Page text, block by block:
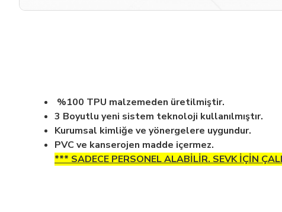
%100 TPU malzemeden üretilmiştir.
3 Boyutlu yeni sistem teknoloji kullanılmıştır.
Kurumsal kimliğe ve yönergelere uygundur.
PVC ve kanserojen madde içermez.
*** SADECE PERSONEL ALABİLİR. SEVK İÇİN